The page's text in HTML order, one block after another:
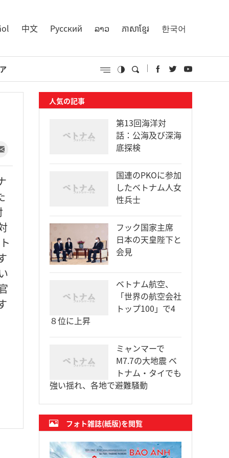
中文 Русский ລາວ ភាសាខ្មែរ 한국어
人気の記事
第13回海洋対
話：公海及び深海
底探検
国連のPKOに参加
したベトナム人女
性兵士
フック国家主席
日本の天皇陛下と
会見
ベトナム航空、
「世界の航空会社
トップ100」で4
８位に上昇
ミャンマーで
M7.7の大地震 ベ
トナム・タイでも
強い揺れ、各地で避難騒動
フォト雑誌(紙版)を閲覧